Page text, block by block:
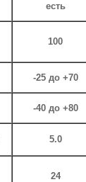
есть
100
-25 до +70
-40 до +80
5.0
24